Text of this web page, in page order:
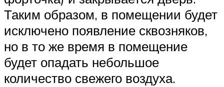
Таким образом, в помещении будет
исключено появление сквозняков,
но в то же время в помещение
будет опадать небольшое
количество свежего воздуха.